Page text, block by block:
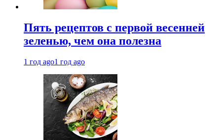
Пять рецептов с первой весенней
зеленью, чем она полезна
1 год ago1 год ago